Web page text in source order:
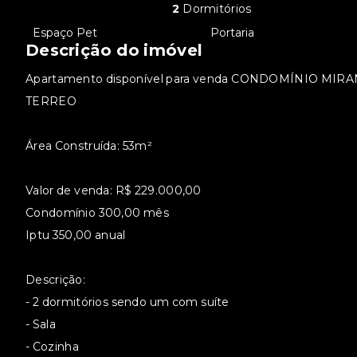
2 Dormitórios
Espaço Pet Portaria
Descrição do imóvel
Apartamento disponível para venda CONDOMÍNIO
TERREO
Área Construída: 53m²
Valor de venda: R$ 229.000,00
Condomínio 300,00 mês
Iptu 350,00 anual
Descrição:
- 2 dormitórios sendo um com suíte
- Sala
- Cozinha